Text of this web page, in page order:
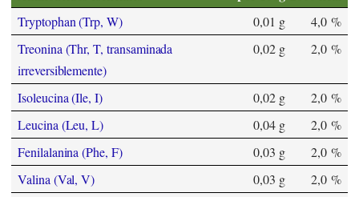
Tryptophan (Trp, W) 0,01 g
4,0 %
Treonina (Thr, T, transaminada
irreversiblemente)
0,02 g 2,0 %
Isoleucina (Ile, I) 0,02 g
2,0 %
Leucina (Leu, L)
0,04 g
2,0 %
Fenilalanina (Phe, F)
0,03 g
2,0 %
Valina (Val, V)
0,03 g
2,0 %